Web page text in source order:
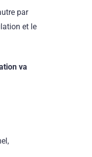
par
et le
va